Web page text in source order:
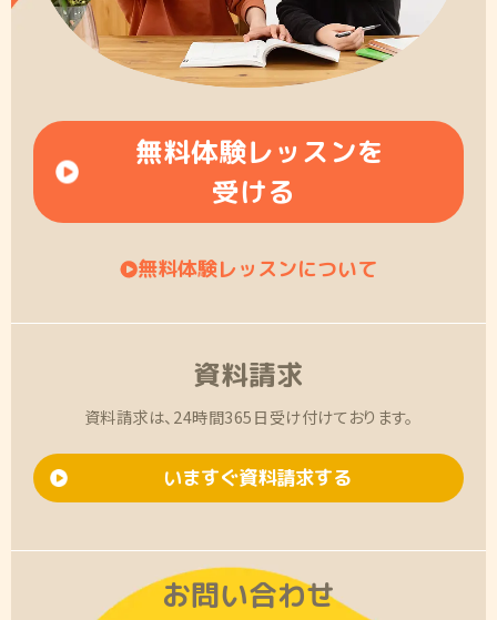
無料体験レッスンを
受ける
無料体験レッスンについて
資料請求
資料請求は、24時間365日受け付けております。
いますぐ資料請求する
お問い合わせ